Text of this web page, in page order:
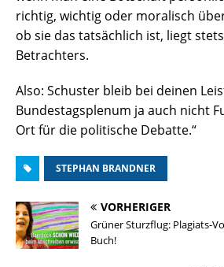
richtig, wichtig oder moralisch
ob sie das tatsächlich ist, liegt
Betrachters.
Also: Schuster bleib bei deinen
Bundestagsplenum ja auch nicht
Ort für die politische Debatte.“
STEPHAN BRANDNER
VORHERIGER
Grüner Sturzflug: Plagiats-
Buch!